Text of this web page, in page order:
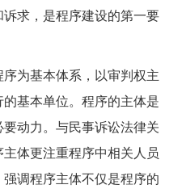
求，是程序建设的第一要
为基本体系，以审判权主
基本单位。程序的主体是
动力。与民事诉讼法律关
体更注重程序中相关人员
调程序主体不仅是程序的